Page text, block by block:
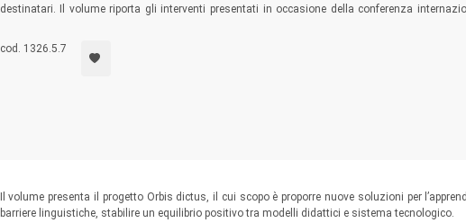
destinatari. Il volume riporta gli interventi presentati in occasione della conferenza
cod. 1326.5.7
Il volume presenta il progetto Orbis dictus, il cui scopo è proporre nuove soluzioni per
barriere linguistiche, stabilire un equilibrio positivo tra modelli didattici e sistema tecnologico.